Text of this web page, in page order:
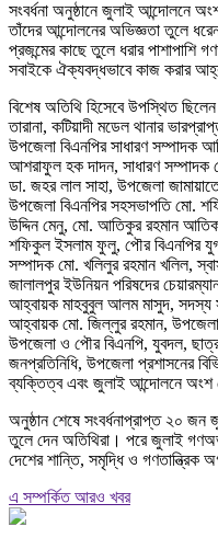
সংবর্ধনা অনুষ্ঠানে জুলাই আন্দোলনে
তাঁদের আন্দোলনের অভিজ্ঞতা তুলে
প্রজন্মের কাছে তুলে ধরার পাশাপাশি
সবাইকে ঐক্যবদ্ধভাবে কাজ করার
বিশেষ অতিথি হিসেবে উপস্থিত
তারানা, কটিয়াদী মডেল থানার
উপজেলা বিএনপির সাধারণ সম্পাদক
আশরাফুল হক দাদন, সাধারণ সম্পাদক
ডা. জহর লাল সাহা, উপজেলা
উপজেলা বিএনপির সহসভাপতি মো.
উদ্দিন মেনু, মো. আতিকুর রহমান
শফিকুল ইসলাম ফুলু, পৌর বিএনপির যুগ্ম
সম্পাদক মো. খলিলুর রহমান খলিল,
জালালপুর ইউনিয়ন পরিষদের
আহ্বায়ক মাহবুবুল আলম মাসুদ, সদস্য
আহ্বায়ক মো. জিল্লুর রহমান,
উপজেলা ও পৌর বিএনপি, যুবদল,
জনপ্রতিনিধি, উপজেলা প্রশাসনের
ব্যক্তিত্ব এবং জুলাই আন্দোলনে অংশ
অনুষ্ঠান শেষে সংবর্ধনাপ্রাপ্ত ২০ জন
তুলে দেন অতিথিরা। পরে জুলাই
দেশের শান্তি, সমৃদ্ধি ও গণতান্ত্রিক
এ সম্পর্কিত আরও খবর